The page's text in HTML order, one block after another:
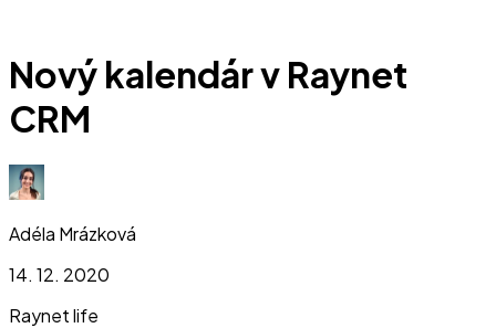
Nový kalendár v Raynet
CRM
Adéla Mrázková
14. 12. 2020
Raynet life